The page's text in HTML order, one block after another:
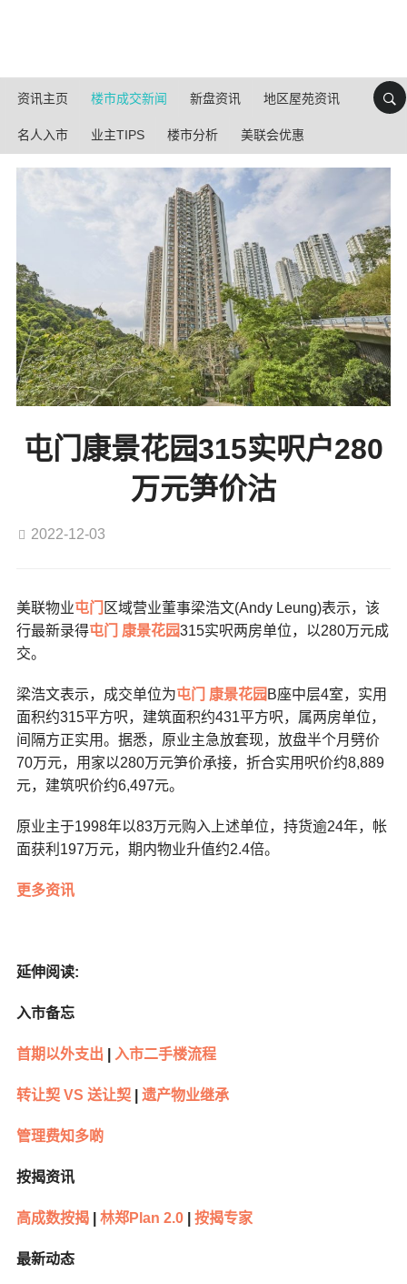
资讯主页 楼市成交新闻 新盘资讯 地区屋苑资讯
名人入市 业主TIPS 楼市分析 美联会优惠
屯门康景花园315实呎户280
万元笋价沽
2022-12-03
美联物业屯门
区域营业董事梁浩文(Andy Leung)表示，该
行最新录得屯门 康景花园315实呎两房单位，以280万元成
交。
梁浩文表示，成交单位为屯门 康景花园 B座中层4室，实用
面积约315平方呎，建筑面积约431平方呎，属两房单位，
间隔方正实用。据悉，原业主急放套现，放盘半个月劈价
70万元，用家以280万元笋价承接，折合实用呎价约8,889
元，建筑呎价约6,497元。
原业主于1998年以83万元购入上述单位，持货逾24年，帐
面获利197万元，期内物业升值约2.4倍。
更多资讯
延伸阅读:
入市备忘
首期以外支出 入市二手楼流程
转让契 VS 送让契 遗产物业继承
管理费知多啲
按揭资讯
高成数按揭| 林郑Plan 2.0| 按揭专家
最新动态